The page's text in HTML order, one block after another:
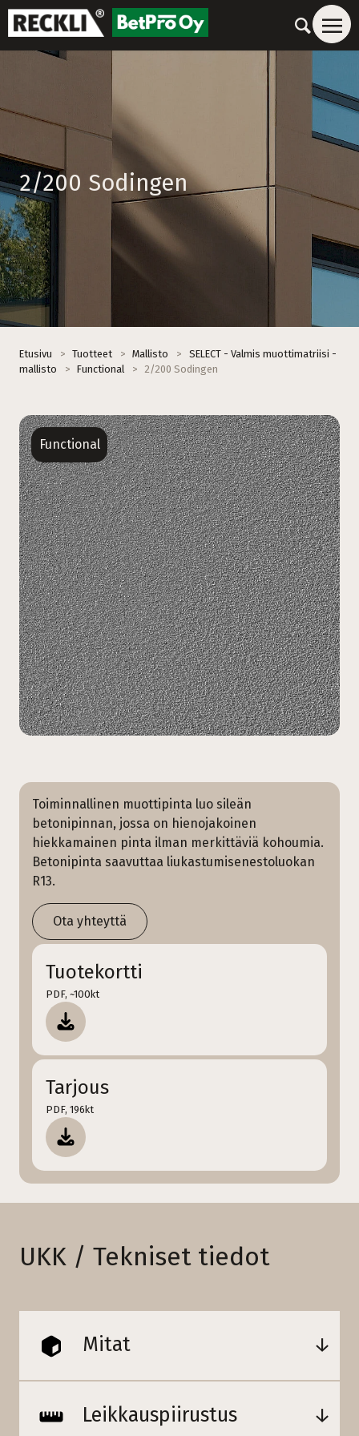
2/200 Sodingen
Etusivu > Tuotteet > Mallisto >
SELECT - Valmis muottimatriisi -
mallisto
> Functional > 2/200 Sodingen
Functional
Toiminnallinen muottipinta luo sileän
betonipinnan, jossa on hienojakoinen
hiekkamainen pinta ilman merkittäviä kohoumia.
Betonipinta saavuttaa liukastumisenestoluokan
R13.
Ota yhteyttä
Tuotekortti
PDF, ~100kt
Tarjous
PDF, 196kt
UKK / Tekniset tiedot
Mitat
Leikkauspiirustus